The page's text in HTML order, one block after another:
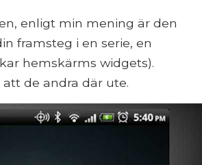
enligt min mening är den
framsteg i en serie, en
hemskärms widgets).
de andra där ute.